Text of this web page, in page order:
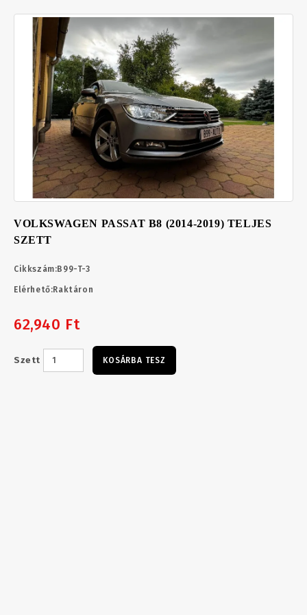
VOLKSWAGEN PASSAT B8 (2014-2019) TELJES
SZETT
Cikkszám:B99-T-3
Elérhető:Raktáron
62,940 Ft
Szett KOSÁRBA TESZ